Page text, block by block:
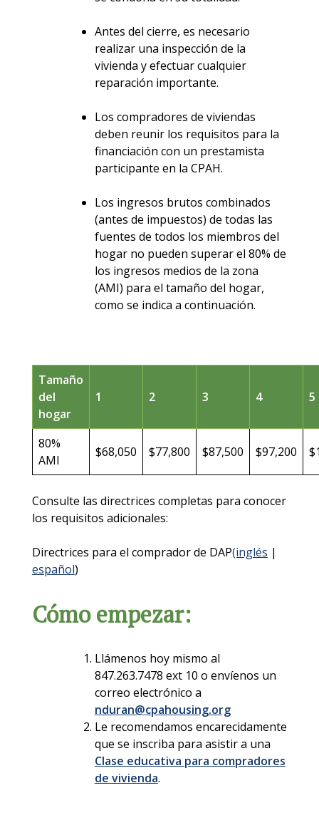
Antes del cierre, es necesario
realizar una inspección de la
vivienda y efectuar cualquier
reparación importante.
Los compradores de viviendas
deben reunir los requisitos para la
financiación con un prestamista
participante en la CPAH.
Los ingresos brutos combinados
(antes de impuestos) de todas las
fuentes de todos los miembros del
hogar no pueden superar el 80% de
los ingresos medios de la zona
(AMI) para el tamaño del hogar,
como se indica a continuación.
Tamaño
del
hogar
1 2 3 4 5
80%
AMI
$68,050 $77,800 $87,500 $97,200
Consulte las directrices completas para conocer
los requisitos adicionales:
Directrices para el comprador de DAP(inglés |
español)
Cómo empezar:
Llámenos hoy mismo al
847.263.7478 ext 10 o envíenos un
correo electrónico a
nduran@cpahousing.org
Le recomendamos encarecidamente
que se inscriba para asistir a una
Clase educativa para compradores
de vivienda.